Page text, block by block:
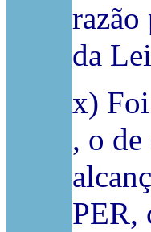
da
x) Foi
­, o
PER,